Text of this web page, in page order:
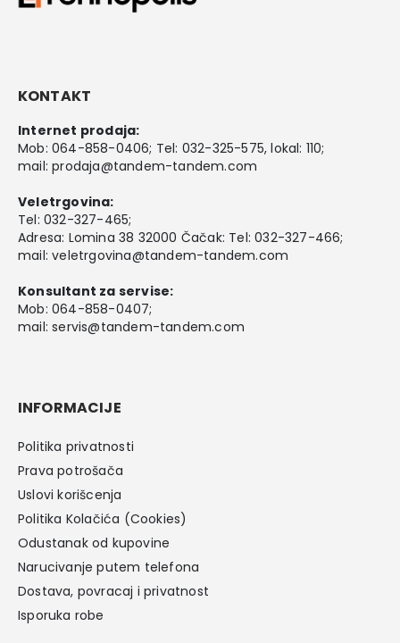
KONTAKT
Internet prodaja:
Mob: 064-858-0406; Tel: 032-325-575, lokal: 110;
mail:prodaja@tandem-tandem.com
Veletrgovina:
Tel: 032-327-465;
Adresa: Lomina 38 32000 Čačak: Tel: 032-327-466;
mail:veletrgovina@tandem-tandem.com
Konsultant za servise:
Mob: 064-858-0407;
mail:servis@tandem-tandem.com
INFORMACIJE
Politika privatnosti
Prava potrošača
Uslovi korišcenja
Politika Kolačića (Cookies)
Odustanak od kupovine
Narucivanje putem telefona
Dostava, povracaj i privatnost
Isporuka robe